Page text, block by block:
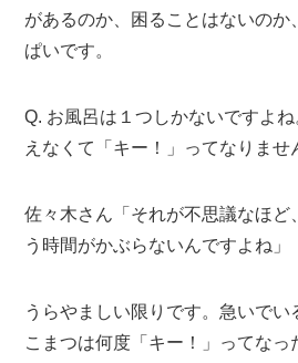
があるのか、困ることはないのか
ぱいです。
Q. お風呂は１つしかないですよ
えなくて「キー！」ってなりませ
佐々木さん「それが不思議なほど
う時間がかぶらないんですよね」
うらやましい限りです。急いでい
こまつは何度「キー！」ってなっ